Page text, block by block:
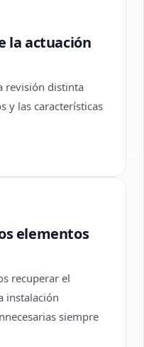
la actuación
revisión distinta
y las características
elementos
recuperar el
instalación
siempre